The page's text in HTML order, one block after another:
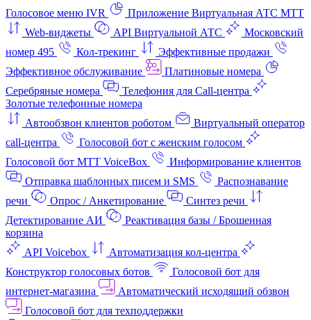
Голосовое меню IVR
Приложение Виртуальная АТС МТТ
Web-виджеты
API Виртуальной АТС
Московский
номер 495
Кол-трекинг
Эффективные продажи
Эффективное обслуживание
Платиновые номера
Серебряные номера
Телефония для Call-центра
Золотые телефонные номера
Автообзвон клиентов роботом
Виртуальный оператор
call-центра
Голосовой бот с женским голосом
Голосовой бот МТТ VoiceBox
Информирование клиентов
Отправка шаблонных писем и SMS
Распознавание
речи
Опрос / Анкетирование
Синтез речи
Детектирование АИ
Реактивация базы / Брошенная
корзина
API Voicebox
Автоматизация кол‑центра
Конструктор голосовых ботов
Голосовой бот для
интернет‑магазина
Автоматический исходящий обзвон
Голосовой бот для техподдержки